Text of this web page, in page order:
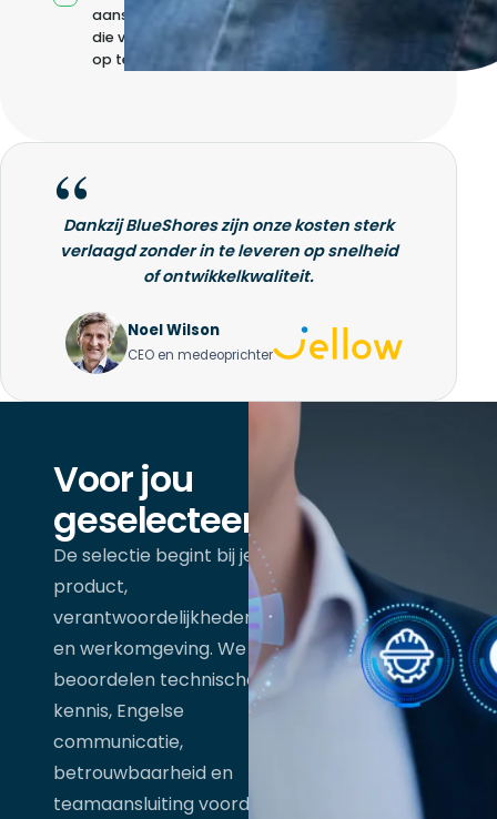
aansturing zonder
die volledig intern
op te bouwen
Dankzij BlueShores zijn onze kosten sterk
verlaagd zonder in te leveren op snelheid
of ontwikkelkwaliteit.
Noel Wilson
CEO en medeoprichter
Voor jou
geselecteerd
De selectie begint bij je
product,
verantwoordelijkheden
en werkomgeving. We
beoordelen technische
kennis, Engelse
communicatie,
betrouwbaarheid en
teamaansluiting voordat